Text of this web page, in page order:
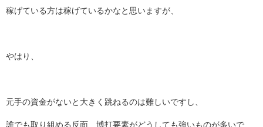
稼げている方は稼げているかなと思いますが、
やはり、
元手の資金がないと大きく跳ねるのは難しいですし、
誰でも取り組める反面、博打要素がどうしても強いものが多いで